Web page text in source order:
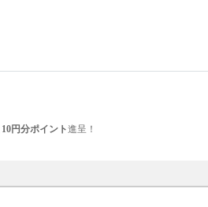
10円分ポイント進呈！